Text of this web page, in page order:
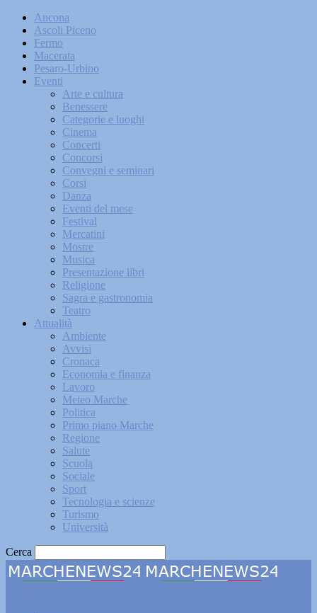
Ancona
Ascoli Piceno
Fermo
Macerata
Pesaro-Urbino
Eventi
Arte e cultura
Benessere
Categorie e luoghi
Cinema
Concerti
Concorsi
Convegni e seminari
Corsi
Danza
Eventi del mese
Festival
Mercatini
Mostre
Musica
Presentazione libri
Religione
Sagra e gastronomia
Teatro
Attualità
Ambiente
Avvisi
Cronaca
Economia e finanza
Lavoro
Meteo Marche
Politica
Primo piano Marche
Regione
Salute
Scuola
Sociale
Sport
Tecnologia e scienze
Turismo
Università
Cerca